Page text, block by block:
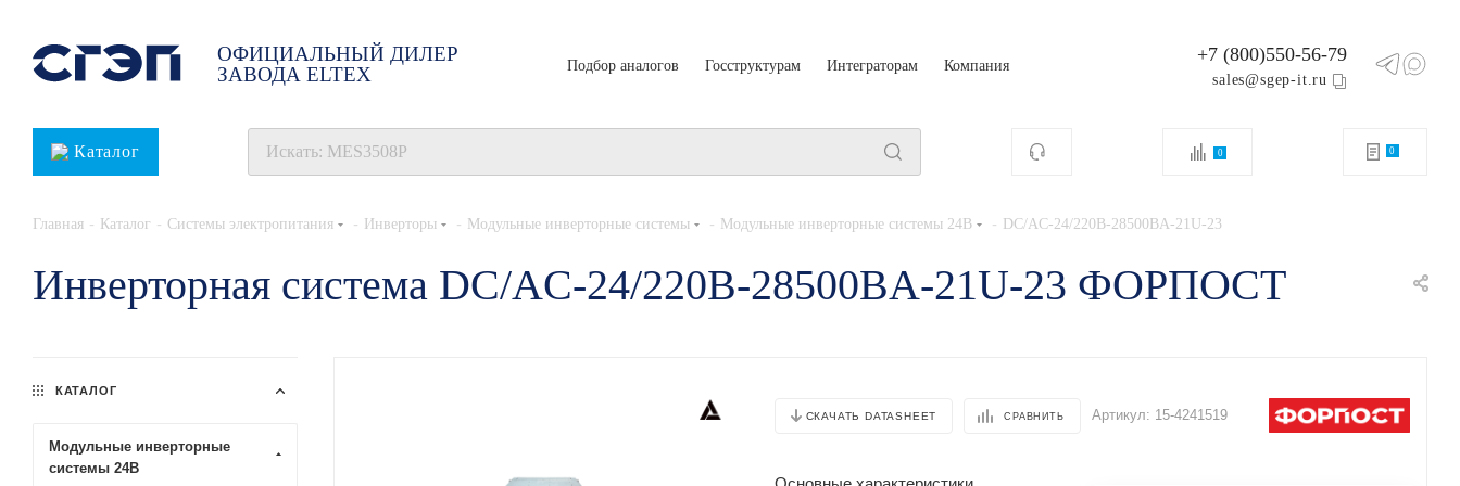
ОФИЦИАЛЬНЫЙ ДИЛЕР
ЗАВОДА ELTEX
Подбор аналогов Госструктурам Интеграторам Компания +7 (800)550-56-79
sales@sgep-it.ru
Каталог 0 0
Главная - Каталог - Системы электропитания - Инверторы - Модульные инверторные системы - Модульные инверторные системы 24В - DC/AC-24/220B-28500BA-21U-23
Инверторная система DC/AC-24/220B-28500BA-21U-23 ФОРПОСТ
СКАЧАТЬ DATASHEET СРАВНИТЬ Артикул: 15-4241519
КАТАЛОГ
Модульные инверторные
системы 24В